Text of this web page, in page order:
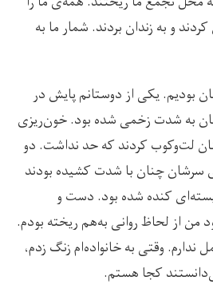
و به زندان بردند. شمار ما به
بودیم. یکی از دوستانم پایش در
به شدت زخمی شده بود. خون‌ریزی
لت‌وکوب کردند که حد نداشت. دو
سرشان چنان با شدت کشیده بودند
کنده شده بود. دست و
من از لحاظ روانی به‌هم ریخته بودم.
وقتی به خانواده‌ام زنگ زدم،
کجا هستم.